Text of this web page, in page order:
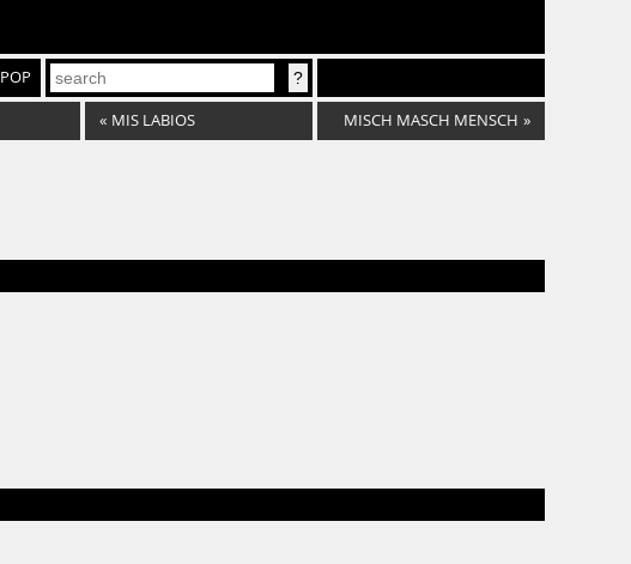
« MIS LABIOS MISCH MASCH MENSCH »